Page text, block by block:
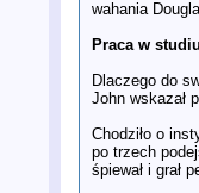
wahania
Praca w
Dlaczego do
John wskazał
Chodziło o
po trzech
śpiewał i grał